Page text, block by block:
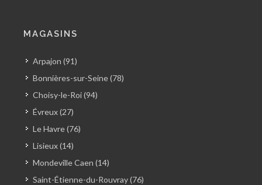
MAGASINS
Arpajon (91)
Bonnières-sur-Seine (78)
Choisy-le-Roi (94)
Évreux (27)
Le Havre (76)
Lisieux (14)
Mondeville Caen (14)
Saint-Étienne-du-Rouvray (76)